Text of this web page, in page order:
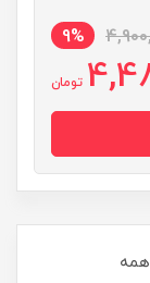
9%
تومان